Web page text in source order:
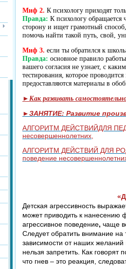
Миф 2. К психологу приходят
Правда: К психологу
сторону и ищет грамотный
помочь найти такой путь, свой,
Миф 3. если ты обратился к
Правда: основное правило
вашего согласия не узнает, с
тестирования, которое
предоставляются материалы в
►Как развивать
►ЗАНЯТИЕ: Развитие
АЛГОРИТМ ДЕЙСТВИЙДЛЯ
несовершеннолетних,
АЛГОРИТМ ДЕЙСТВИЙ ДЛЯ
поведение
Детская агрессивность
может приводить к нанесению
агрессивное поведение, чаще
Следует обратить внимание
зависимости от наших
нельзя запретить. Как говорят
что гнев – это реакция,